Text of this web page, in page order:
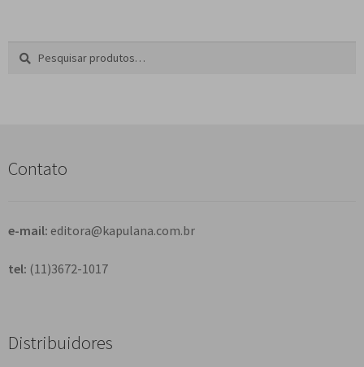
Pesquisar
a
Contato
e-mail: editora@kapulana.com.br
tel: (11)3672-1017
Distribuidores